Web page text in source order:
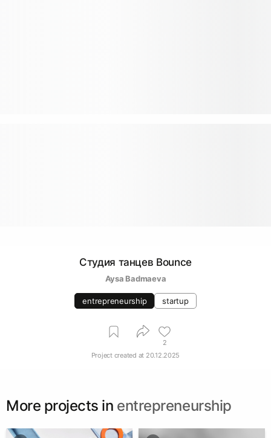
Студия танцев Bounce
Aysa Badmaeva
entrepreneurship startup
2
Project created at 20.12.2025
More projects in entrepreneurship